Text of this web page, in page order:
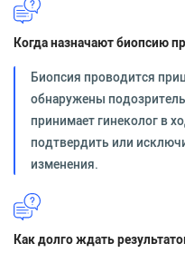
Когда назначают биопсию
Биопсия проводится
обнаружены
принимает гинеколог в
подтвердить или
изменения.
Как долго ждать